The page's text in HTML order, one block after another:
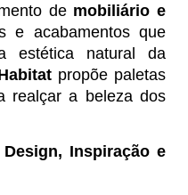
de mobiliário e
e acabamentos que
estética natural da
propõe paletas
realçar a beleza dos
Inspiração e